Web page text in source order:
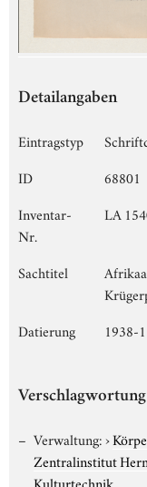
Detailangaben
Eintragstyp
ID
68801
Inventar-
Nr.
LA
Sachtitel
Datierung
1938-
Verschlagwortung
Verwaltung:›
Zentralinstitut
Kulturtechnik